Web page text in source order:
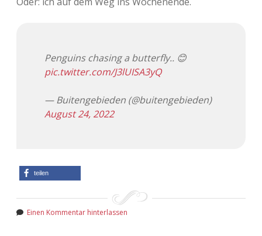
Penguins chasing a butterfly.. 😊
pic.twitter.com/J3lUISA3yQ
— Buitengebieden (@buitengebieden)
August 24, 2022
teilen
Einen Kommentar hinterlassen